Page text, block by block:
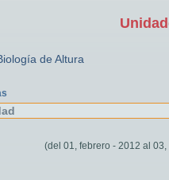
de Altura
(del 01, febrero - 2012 al